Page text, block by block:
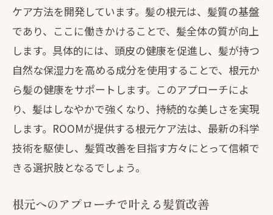
ケア方法を開発しています。髪の根元は、髪質の基盤
であり、ここに働きかけることで、髪全体の質が向上
します。具体的には、頭皮の健康を促進し、髪が持つ
自然な保湿力を高める成分を使用することで、根元か
ら髪の健康をサポートします。このアプローチによ
り、髪はしなやかで強くなり、持続的な美しさを実現
します。ROOMが提供する根元ケア法は、最新の科学
技術を駆使し、髪質改善を目指す方々にとって信頼で
きる選択肢となるでしょう。
根元へのアプローチで叶える髪質改善